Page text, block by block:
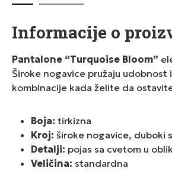
Informacije o
Pantalone “Turquoise Bloom”
Široke nogavice pružaju
kombinacije kada želite da
Boja: tirkizna
Kroj: široke nogavice, duboki
Detalji: pojas sa cvetom u
Veličina: standardna